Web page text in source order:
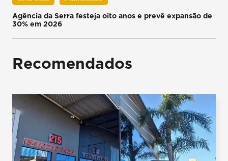
Agência da Serra festeja oito anos e prevê expansão de
30% em 2026
Recomendados